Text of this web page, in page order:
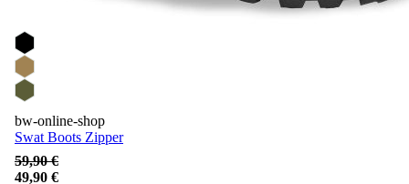
bw-online-shop
Swat Boots Zipper
59,90 €
49,90 €